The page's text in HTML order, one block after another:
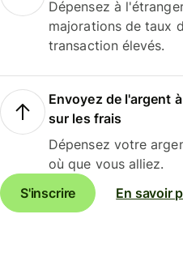
Dépensez à
majorations de taux
transaction élevés.
Envoyez de l'argent
sur les frais
Dépensez votre
où que vous alliez.
S'inscrire
En savoir